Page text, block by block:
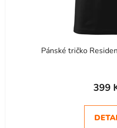
Pánské tričko
je
399